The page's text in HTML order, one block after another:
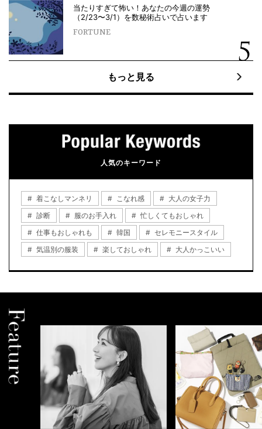
当たりすぎて怖い！あなたの今週の運勢
（2/23〜3/1）を数秘術占いで占います
FORTUNE
もっと見る
人気のキーワード
着こなしマンネリ こなれ感
大人の女子力
診断
服のお手入れ
忙しくてもおしゃれ
仕事もおしゃれも
韓国
セレモニースタイル
気温別の服装
楽しておしゃれ 大人かっこいい